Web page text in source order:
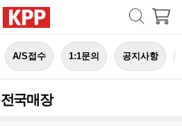
A/S접수 1:1문의 공지사항
전국매장